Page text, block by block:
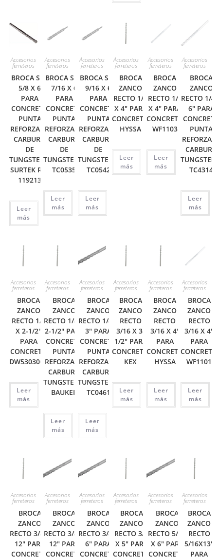
Accesorios
ferreteros
BROCA SDS
5/8 X 6
PARA
CONCRETO
PUNTA
REFORZADA
CARBURO
DE
TUNGSTENO
SURTEK REF
119213
Leer
más
Accesorios
ferreteros
BROCA SDS
7/16 X 6
PARA
CONCRETO
PUNTA
REFORZADA
CARBURO
DE
TUNGSTENO
TC0535
Leer
más
Accesorios
ferreteros
BROCA SDS
9/16 X 6
PARA
CONCRETO
PUNTA
REFORZADA
CARBURO
DE
TUNGSTENO
TC0542
Leer
más
Accesorios
ferreteros
BROCA
ZANCO
RECTO 1/4
X 4″ PARA
CONCRETO
HYSSA
Leer
más
Accesorios
ferreteros
BROCA
ZANCO
RECTO 1/4
X 4″ PARA
CONCRETO
WF1103
Leer
más
Accesorios
ferreteros
BROCA
ZANCO
RECTO 1/4
6″ PARA
PUNTA
CARBURO
TC4314
Leer
más
Accesorios
ferreteros
BROCA
ZANCO
RECTO 1/8
X 2-1/2″
PARA
CONCRETO
DW530300C
Leer
más
Accesorios
ferreteros
BROCA
ZANCO
RECTO 1/8 X
2-1/2″ PARA
CONCRETO
PUNTA
REFORZADA
CARBURO
TUNGSTENO
BAUKER
Leer
más
Accesorios
ferreteros
BROCA
ZANCO
RECTO 1/8 X
3″ PARA
CONCRETO
PUNTA
REFORZADA
CARBURO
TUNGSTENO
TC0461
Leer
más
Accesorios
ferreteros
BROCA
ZANCO
RECTO
3/16 X 3-
1/2″ PARA
CONCRETO
KEX
Leer
más
Accesorios
ferreteros
BROCA
ZANCO
RECTO
3/16 X 4″
PARA
CONCRETO
HYSSA
Leer
más
Accesorios
ferreteros
BROCA
ZANCO
RECTO
3/16 X 4″
PARA
CONCRETO
WF1101
Leer
más
Accesorios
ferreteros
BROCA
ZANCO
RECTO 3/8 X
12″ PARA
CONCRETO
Accesorios
ferreteros
BROCA
ZANCO
RECTO 3/8 X
12″ PARA
CONCRETO
Accesorios
ferreteros
BROCA
ZANCO
RECTO 3/8 X
6″ PARA
CONCRETO
Accesorios
ferreteros
BROCA
ZANCO
RECTO 3/8
X 5″ PARA
CONCRETO
Accesorios
ferreteros
BROCA
ZANCO
RECTO 5/16
X 6″ PARA
CONCRETO
Accesorios
ferreteros
BROCA
ZANCO
RECTO
5/16X13″
PARA